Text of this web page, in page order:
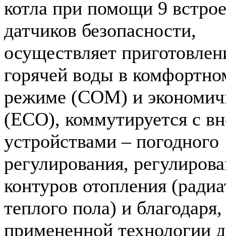
котла при помощи 9
датчиков безопасности,
осуществляет
горячей воды в
режиме (COM) и
(ECO), коммутируется с
устройствами – погодного
регулирования,
контуров отопления
теплого пола) и благодаря,
примененной технологии